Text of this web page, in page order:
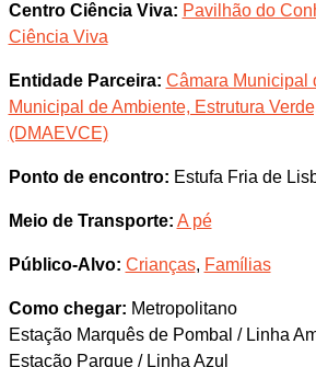
Centro Ciência Viva: Pavilhão do
Ciência Viva
Entidade Parceira: Câmara Municipal
Municipal de Ambiente, Estrutura
(DMAEVCE)
Ponto de encontro: Estufa Fria de
Meio de Transporte: A pé
Público-Alvo: Crianças, Famílias
Como chegar: Metropolitano
Estação Marquês de Pombal / Linha
Estação Parque / Linha Azul